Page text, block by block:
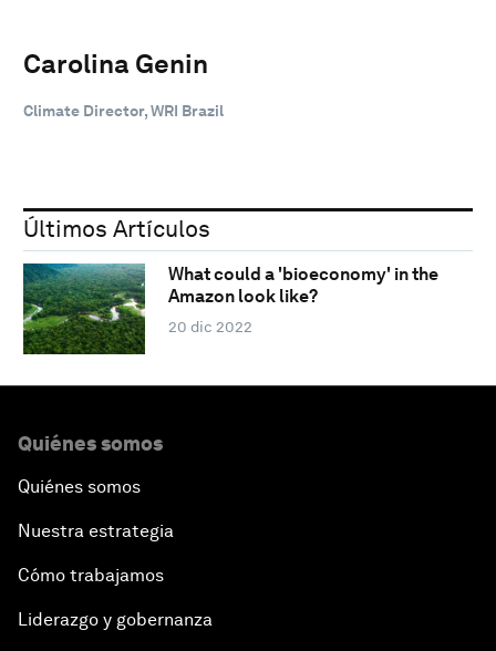
Carolina Genin
Climate Director, WRI Brazil
Últimos Artículos
What could a 'bioeconomy' in the
Amazon look like?
20 dic 2022
Quiénes somos
Quiénes somos
Nuestra estrategia
Cómo trabajamos
Liderazgo y gobernanza